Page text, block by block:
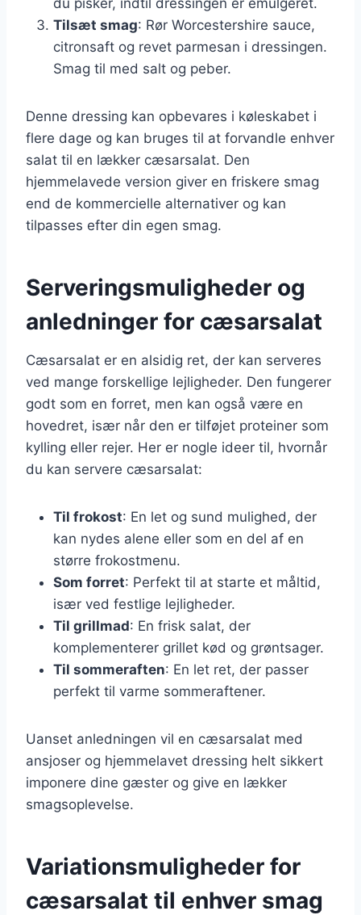
Tilsæt smag: Rør Worcestershire sauce,
citronsaft og revet parmesan i dressingen.
Smag til med salt og peber.
Denne dressing kan opbevares i køleskabet i
flere dage og kan bruges til at forvandle enhver
salat til en lækker cæsarsalat. Den
hjemmelavede version giver en friskere smag
end de kommercielle alternativer og kan
tilpasses efter din egen smag.
Serveringsmuligheder og
anledninger for cæsarsalat
Cæsarsalat er en alsidig ret, der kan serveres
ved mange forskellige lejligheder. Den fungerer
godt som en forret, men kan også være en
hovedret, især når den er tilføjet proteiner som
kylling eller rejer. Her er nogle ideer til, hvornår
du kan servere cæsarsalat:
Til frokost: En let og sund mulighed, der
kan nydes alene eller som en del af en
større frokostmenu.
Som forret: Perfekt til at starte et måltid,
især ved festlige lejligheder.
Til grillmad: En frisk salat, der
komplementerer grillet kød og grøntsager.
Til sommeraften: En let ret, der passer
perfekt til varme sommeraftener.
Uanset anledningen vil en cæsarsalat med
ansjoser og hjemmelavet dressing helt sikkert
imponere dine gæster og give en lækker
smagsoplevelse.
Variationsmuligheder for
cæsarsalat til enhver smag